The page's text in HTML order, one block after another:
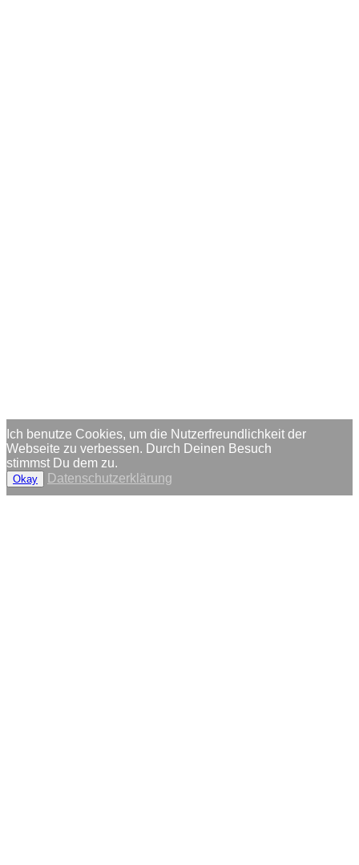
Ich benutze Cookies, um die Nutzerfreundlichkeit der
Webseite zu verbessen. Durch Deinen Besuch
stimmst Du dem zu.
Okay Datenschutzerklärung